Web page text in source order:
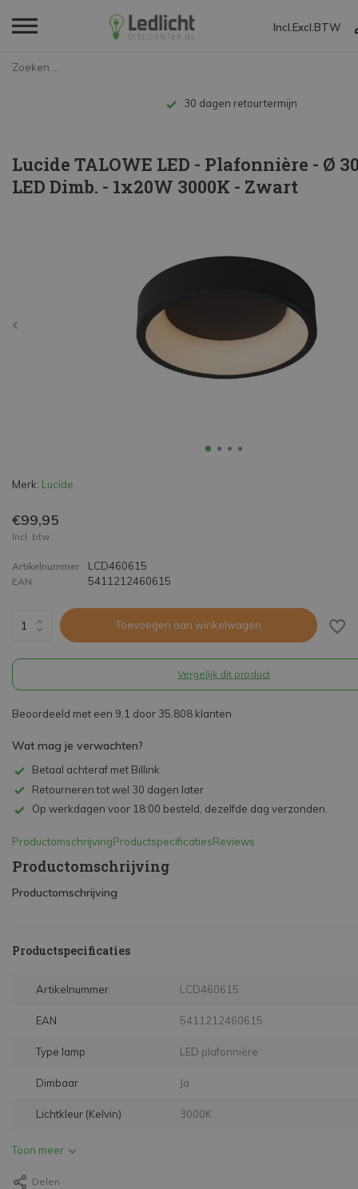
Incl. Excl. BTW
Lucide TALOWE LED - Plafonnière - Ø
LED Dimb. - 1x20W 3000K - Zwart
Merk: Lucide
€99,95
Incl. btw
Artikelnummer LCD460615
EAN 5411212460615
Toevoegen aan winkelwagen
Vergelijk dit product
Beoordeeld met een 9,1 door 35.808 klanten
Wat mag je verwachten?
Betaal achteraf met Billink
Retourneren tot wel 30 dagen later
Op werkdagen voor 18:00 besteld, dezelfde dag verzonden.
ProductomschrijvingProductspecificatiesReviews
Productomschrijving
Productomschrijving
Productspecificaties
Artikelnummer LCD460615
EAN 5411212460615
Type lamp LED plafonnière
Dimbaar Ja
Lichtkleur (Kelvin) 3000K
Toon meer
Delen